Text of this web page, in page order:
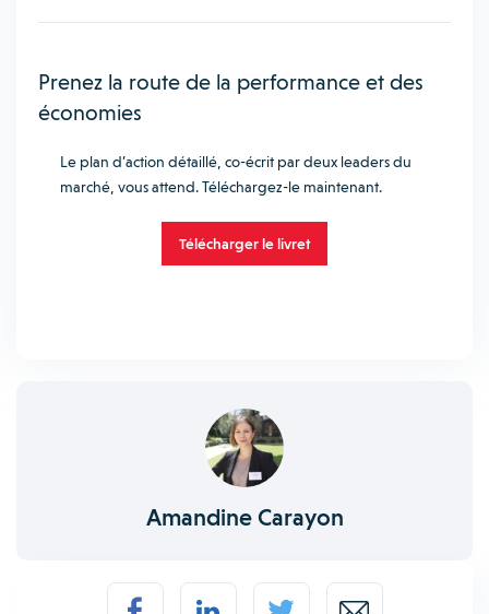
Prenez la route de la performance et des
économies
Le plan d’action détaillé, co-écrit par deux leaders du
marché, vous attend. Téléchargez-le maintenant.
Télécharger le livret
Amandine Carayon